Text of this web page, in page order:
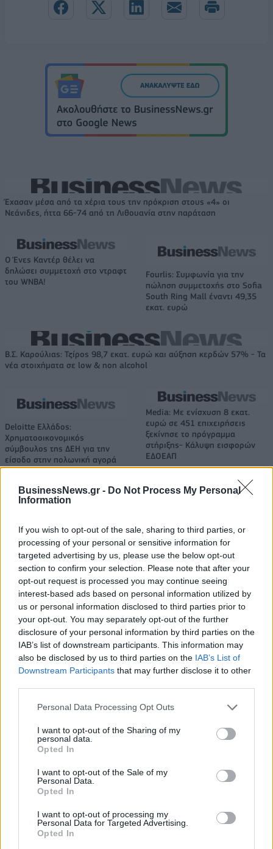
BusinessNews.gr - Do Not Process My Personal
Information
If you wish to opt-out of the sale, sharing to third parties, or
processing of your personal or sensitive information for
targeted advertising by us, please use the below opt-out
section to confirm your selection. Please note that after your
opt-out request is processed you may continue seeing
interest-based ads based on personal information utilized by
us or personal information disclosed to third parties prior to
your opt-out. You may separately opt-out of the further
disclosure of your personal information by third parties on the
IAB’s list of downstream participants. This information may
also be disclosed by us to third parties on the IAB’s List of
Downstream Participants that may further disclose it to other
Personal Data Processing Opt Outs
I want to opt-out of the Sharing of my
personal data.
Opted In
I want to opt-out of the Sale of my
Personal Data.
Opted In
I want to opt-out of processing my
Personal Data for Targeted Advertising.
Opted In
Έχασαν μέσα από τα χέρια τους την πρόκριση στους «4» οι
Νεάνιδες, ήττα 66-74 από τη Λιθουανία στην παράταση
Ο Ένες Καντέρ θέλει να
δηλώσει συμμετοχή στο ντραφτ
του WNBA!
Fourlis: Συμφωνία για την
πώληση συμμετοχής στο Sofia
South Ring Mall έναντι 49,35
εκατ. ευρώ
Β.Σ. Καρούλιας: Τζίρος 98,7 εκατ. ευρώ και αύξηση κερδών 57% - Τα
νέα στοιχήματα σε low & non alcohol
Deloitte Ελλάδος:
Χρηματοοικονομικός
σύμβουλος της ΔΕΗ για την
είσοδο στην πολωνική αγορά
ενέργειας
Media: Με ενίσχυση 8 εκατ.
ευρώ σε 451 επιχειρήσεις
ξεκίνησε το πρόγραμμα
στήριξης- Κάλυψη εισφορών
ΕΔΟΕΑΠ
Πρόεδρος ο Γαληνός Γιαγλής
Η Toyota φέρνει νέα γενιά
μπαταριών για τα υβριδικά της
Σε κινεζική… πολιορκία η
ευρωπαϊκή
αυτοκινητοβιομηχανία
Νέο Audi A2 e-tron με στόχο την κορυφή της αποδοτικότητας
Ευρωπαϊκό Κορασίδων: Άνετη
νίκη της Ελλάδας στην
πρεμιέρα, 78-36 την Ιρλανδία
Γιαννακόπουλος: «Όταν σου
ρίχνουν μια πέτρα, τους
καταστρέφεις» (vid)
Χρηματοδότηση 8 εκατ. ευρώ
σε 843 μέσα ενημέρωσης-
Metlen: Ρεκόρ EBITDA στο α'